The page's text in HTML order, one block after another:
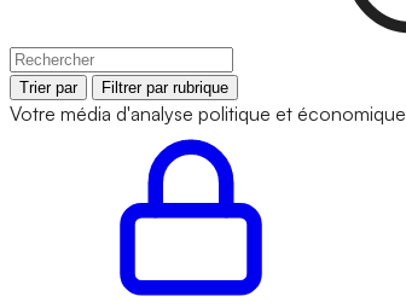
Trier par Filtrer par rubrique
Votre média d'analyse politique et économique